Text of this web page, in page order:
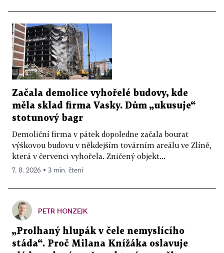
Začala demolice vyhořelé budovy, kde
měla sklad firma Vasky. Dům „ukusuje“
stotunový bagr
Demoliční firma v pátek dopoledne začala bourat
výškovou budovu v někdejším továrním areálu ve Zlíně,
která v červenci vyhořela. Zničený objekt...
7. 8. 2026 ▪ 3 min. čtení
PETR HONZEJK
„Prolhaný hlupák v čele nemyslícího
stáda“. Proč Milana Knížáka oslavuje